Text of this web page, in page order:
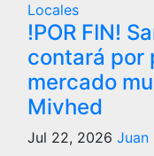
Locales
!POR FIN!
contará por
mercado
Mivhed
Jul 22, 2026 Juan